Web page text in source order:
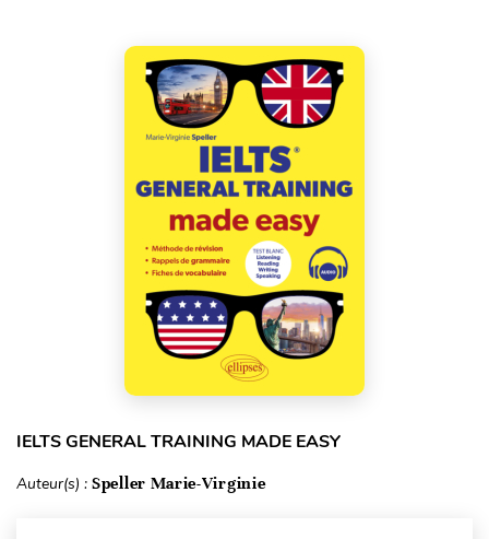
IELTS GENERAL TRAINING MADE EASY
Auteur(s) : Speller Marie-Virginie